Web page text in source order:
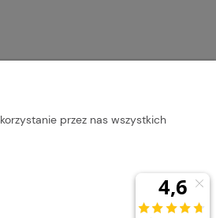
przez nas wszystkich